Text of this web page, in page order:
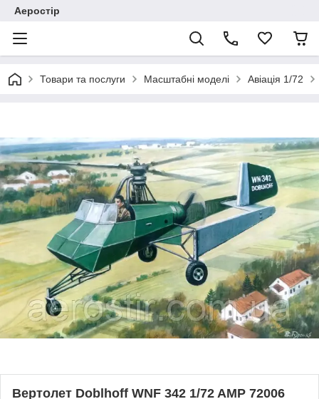
Аеростір
Товари та послуги Масштабні моделі Авіація 1/72
Вертолет Doblhoff WNF 342 1/72 AMP 72006